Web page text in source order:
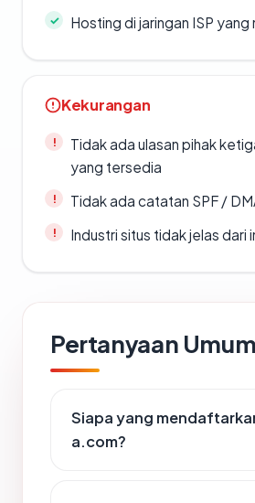
Hosting di jaringan ISP yang
Kekurangan
Tidak ada ulasan pihak
yang tersedia
Tidak ada catatan SPF /
Industri situs tidak jelas dari
Pertanyaan Umum
Siapa yang
a.com?